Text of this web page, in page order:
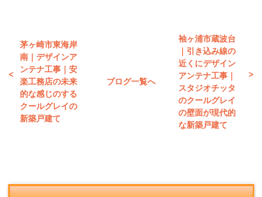
茅ヶ崎市東海岸
南｜デザインア
ンテナ工事｜安
楽工務店の未来
的な感じのする
クールグレイの
新築戸建て
ブログ一覧へ
袖ヶ浦市蔵波台
｜引き込み線の
近くにデザイン
アンテナ工事｜
スタジオチッタ
のクールグレイ
の壁面が現代的
な新築戸建て